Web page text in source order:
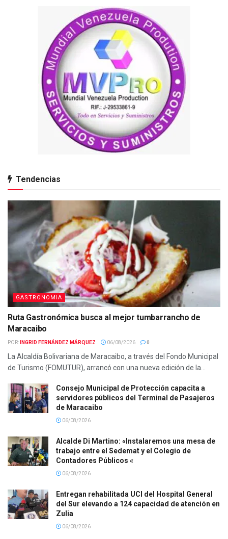
Tendencias
GASTRONOMIA
Ruta Gastronómica busca al mejor tumbarrancho de
Maracaibo
POR: INGRID FERNÁNDEZ MÁRQUEZ 06/08/2026 0
La Alcaldía Bolivariana de Maracaibo, a través del Fondo Municipal
de Turismo (FOMUTUR), arrancó con una nueva edición de la...
Consejo Municipal de Protección capacita a
servidores públicos del Terminal de Pasajeros
de Maracaibo
06/08/2026
Alcalde Di Martino: «Instalaremos una mesa de
trabajo entre el Sedemat y el Colegio de
Contadores Públicos «
06/08/2026
Entregan rehabilitada UCI del Hospital General
del Sur elevando a 124 capacidad de atención en
Zulia
06/08/2026